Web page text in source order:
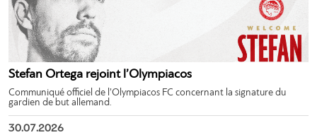
Stefan Ortega rejoint l’Olympiacos
Communiqué officiel de l’Olympiacos FC concernant la signature du
gardien de but allemand.
30.07.2026